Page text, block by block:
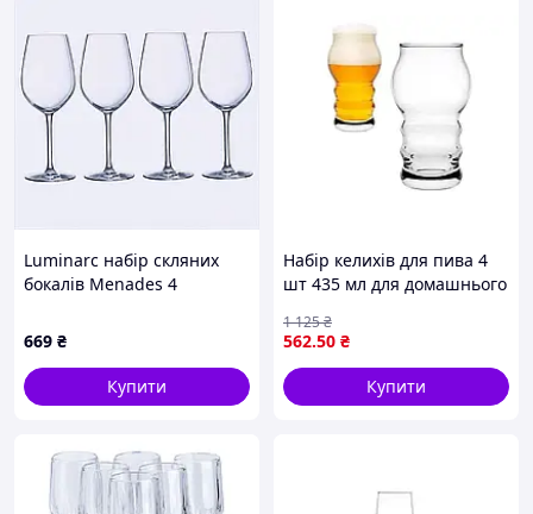
Luminarc набір скляних
бокалів Menades 4
669 ₴
Купити
Набір келихів для пива 4
шт 435 мл для домашнього
подарунків стильний
дизайн
562.50 ₴
1 125₴
Купити